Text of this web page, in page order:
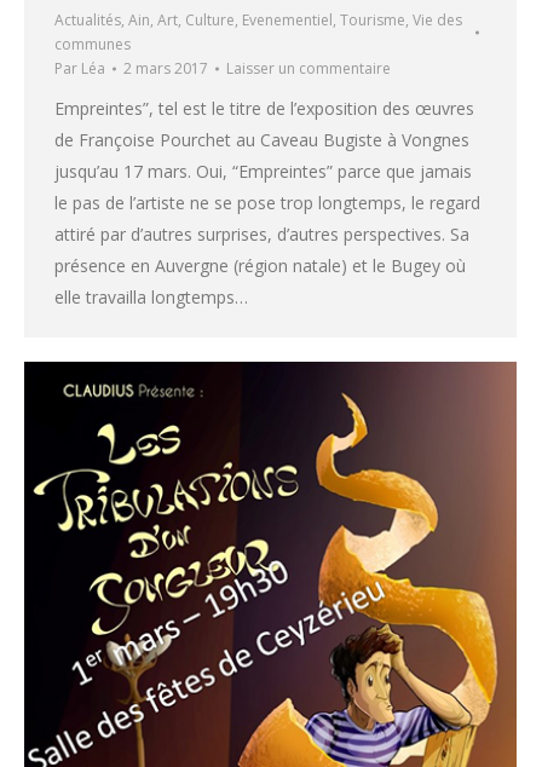
Actualités, Ain, Art, Culture, Evenementiel, Tourisme, Vie des
communes
Par Léa 2 mars 2017 Laisser un commentaire
Empreintes”, tel est le titre de l’exposition des œuvres
de Françoise Pourchet au Caveau Bugiste à Vongnes
jusqu’au 17 mars. Oui, “Empreintes” parce que jamais
le pas de l’artiste ne se pose trop longtemps, le regard
attiré par d’autres surprises, d’autres perspectives. Sa
présence en Auvergne (région natale) et le Bugey où
elle travailla longtemps…